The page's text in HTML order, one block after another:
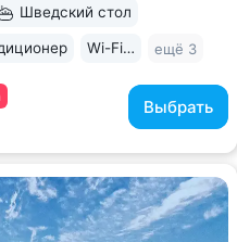
Выбрать
Шведский стол
Wi-Fi в номерах ещё 3